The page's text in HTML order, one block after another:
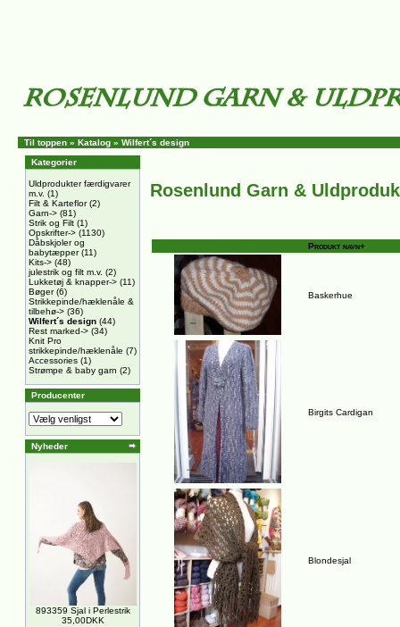
Til toppen » Katalog » Wilfert´s design
Kategorier
Uldprodukter færdigvarer
m.v. (1)
Filt & Karteflor(2)
Garn-> (81)
Strik og Filt (1)
Opskrifter-> (1130)
Dåbskjoler og
babytæpper(11)
Kits-> (48)
julestrik og filt m.v. (2)
Lukketøj & knapper-> (11)
Bøger(6)
Strikkepinde/hæklenåle &
tilbehø-> (36)
Wilfert´s design (44)
Rest marked-> (34)
Knit Pro
strikkepinde/hæklenåle (7)
Accessories (1)
Strømpe & baby garn (2)
Producenter
Nyheder
893359 Sjal i Perlestrik
35,00DKK
Rosenlund Garn &
Produkt navn+
Baskerhue
Birgits Cardigan
Blondesjal